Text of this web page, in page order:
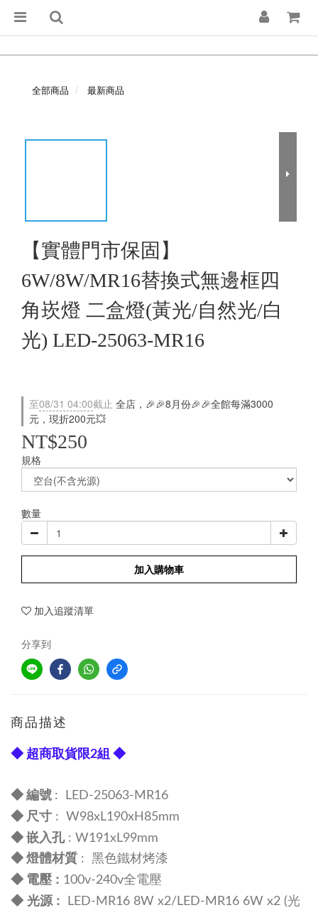
全部商品 最新商品
【實體門市保固】
6W/8W/MR16替換式無邊框四
角崁燈 二盒燈(黃光/自然光/白
光) LED-25063-MR16
至08/31 04:00截止 全店，🎉🎉8月份🎉🎉全館每滿3000
元，現折200元💥
NT$250
規格
數量
加入購物車
加入追蹤清單
分享到
商品描述
◆ 超商取貨限2組 ◆
◆ 編號 : LED-25063-MR16
◆ 尺寸 : W98xL190xH85mm
◆ 嵌入孔: W191xL99mm
◆ 燈體材質 : 黑色鐵材烤漆
◆ 電壓 : 100v-240v全電壓
◆ 光源 : LED-MR16 8W x2/LED-MR16 6W x2 (光